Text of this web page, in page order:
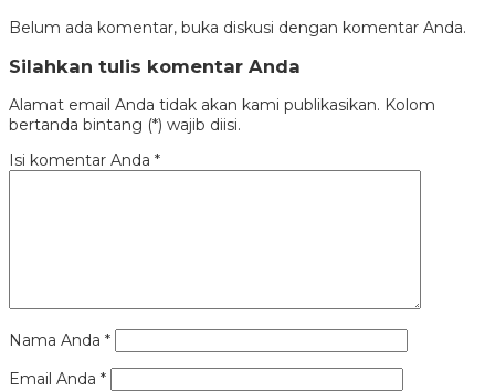
Belum ada komentar, buka diskusi dengan komentar Anda.
Silahkan tulis komentar Anda
Alamat email Anda tidak akan kami publikasikan. Kolom
bertanda bintang (*) wajib diisi.
Isi komentar Anda *
Nama Anda *
Email Anda *